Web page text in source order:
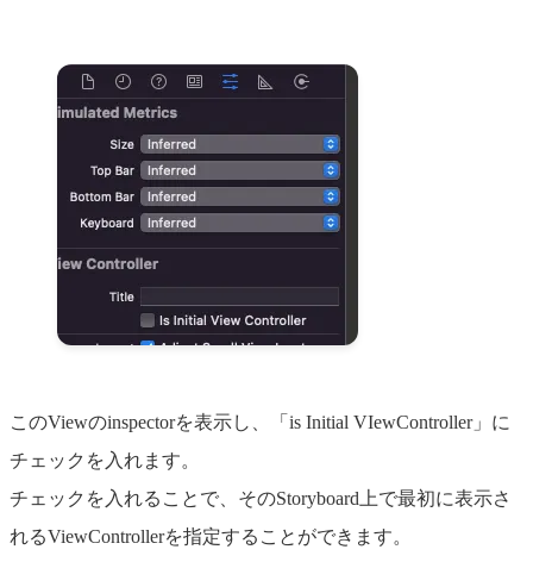
このViewのinspectorを表示し、「is Initial VIewController」に
チェックを入れます。
チェックを入れることで、そのStoryboard上で最初に表示さ
れるViewControllerを指定することができます。